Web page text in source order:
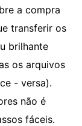
a compra
transferir os
brilhante
os arquivos
- versa).
não é
fáceis.